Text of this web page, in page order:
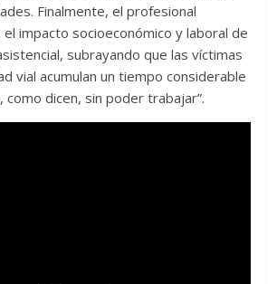
Finalmente, el profesional
impacto socioeconómico y laboral de
subrayando que las víctimas
vial acumulan un tiempo considerable
como dicen, sin poder trabajar”.